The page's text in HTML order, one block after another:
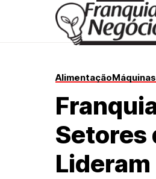
Alimentação
Setores
Lideram